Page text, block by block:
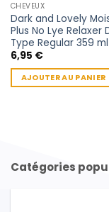
CHEVEUX
Dark and Lovely
Plus No Lye Relaxer
Type Regular 359 ml
6,95 €
AJOUTER AU PANIER
Catégories